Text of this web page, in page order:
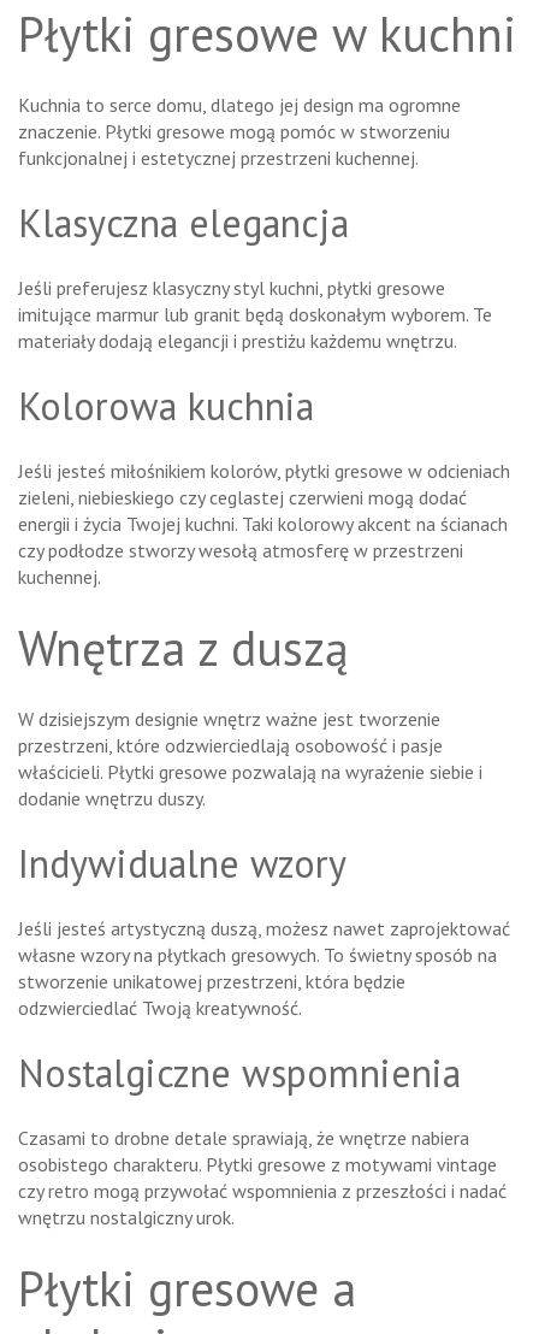
Płytki gresowe w kuchni
Kuchnia to serce domu, dlatego jej design ma ogromne
znaczenie. Płytki gresowe mogą pomóc w stworzeniu
funkcjonalnej i estetycznej przestrzeni kuchennej.
Klasyczna elegancja
Jeśli preferujesz klasyczny styl kuchni, płytki gresowe
imitujące marmur lub granit będą doskonałym wyborem. Te
materiały dodają elegancji i prestiżu każdemu wnętrzu.
Kolorowa kuchnia
Jeśli jesteś miłośnikiem kolorów, płytki gresowe w odcieniach
zieleni, niebieskiego czy ceglastej czerwieni mogą dodać
energii i życia Twojej kuchni. Taki kolorowy akcent na ścianach
czy podłodze stworzy wesołą atmosferę w przestrzeni
kuchennej.
Wnętrza z duszą
W dzisiejszym designie wnętrz ważne jest tworzenie
przestrzeni, które odzwierciedlają osobowość i pasje
właścicieli. Płytki gresowe pozwalają na wyrażenie siebie i
dodanie wnętrzu duszy.
Indywidualne wzory
Jeśli jesteś artystyczną duszą, możesz nawet zaprojektować
własne wzory na płytkach gresowych. To świetny sposób na
stworzenie unikatowej przestrzeni, która będzie
odzwierciedlać Twoją kreatywność.
Nostalgiczne wspomnienia
Czasami to drobne detale sprawiają, że wnętrze nabiera
osobistego charakteru. Płytki gresowe z motywami vintage
czy retro mogą przywołać wspomnienia z przeszłości i nadać
wnętrzu nostalgiczny urok.
Płytki gresowe a